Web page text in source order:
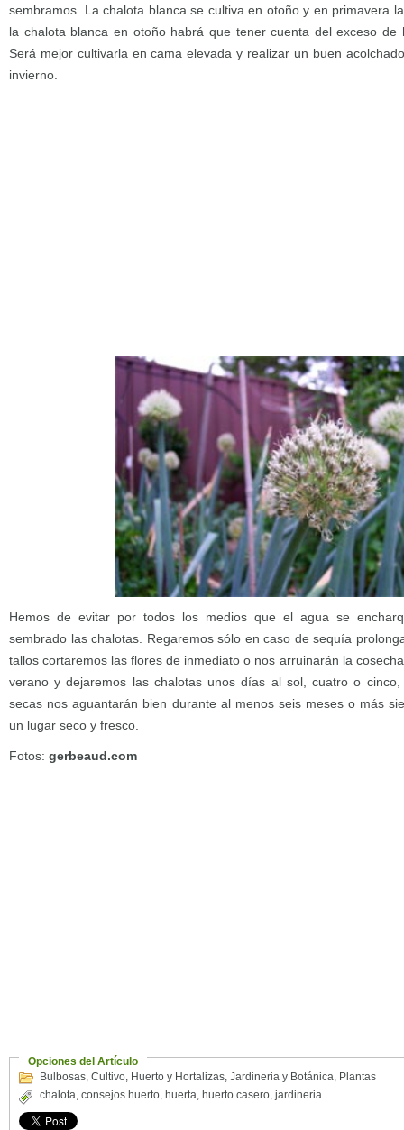
sembramos. La chalota blanca se cultiva en otoño y en primavera
la chalota blanca en otoño habrá que tener cuenta del exceso
Será mejor cultivarla en cama elevada y realizar un buen
invierno.
Hemos de evitar por todos los medios que el agua se
sembrado las chalotas. Regaremos sólo en caso de sequía
tallos cortaremos las flores de inmediato o nos arruinarán la
verano y dejaremos las chalotas unos días al sol, cuatro o
secas nos aguantarán bien durante al menos seis meses o más
un lugar seco y fresco.
Fotos: gerbeaud.com
Opciones del Artículo
Bulbosas, Cultivo, Huerto y Hortalizas, Jardineria y Botánica, Plantas
chalota, consejos huerto, huerta, huerto casero, jardineria